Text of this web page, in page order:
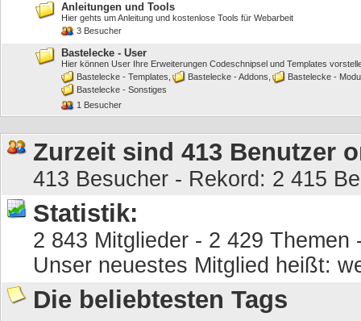
Anleitungen und Tools
Hier gehts um Anleitung und kostenlose Tools für Webarbeit
3 Besucher
Bastelecke - User
Hier können User Ihre Erweiterungen Codeschnipsel und Templates
Bastelecke - Templates
Bastelecke - Addons
Bastelecke -
Bastelecke - Sonstiges
1 Besucher
Zurzeit sind 413 Benutzer
413 Besucher - Rekord: 2 415
Statistik:
2 843 Mitglieder - 2 429
Unser neuestes Mitglied heißt:
Die beliebtesten Tags